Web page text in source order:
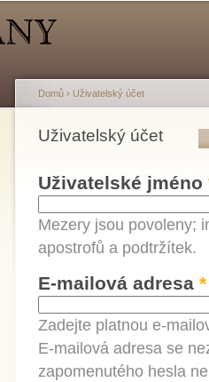
Jste zde
Domů › Uživatelský účet
Uživatelský účet
Hlavní záložky
Uživatelské jméno
Mezery jsou povoleny;
apostrofů a podtržítek.
E-mailová adresa *
Zadejte platnou e-
E-mailová adresa se
zapomenutého hesla